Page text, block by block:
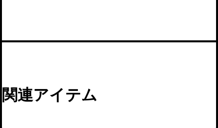
関連アイテム